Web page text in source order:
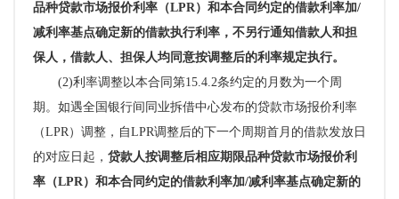
品种贷款市场报价利率（LPR）和本合同约定的借款利率加/
减利率基点确定新的借款执行利率，不另行通知借款人和担
保人，借款人、担保人均同意按调整后的利率规定执行。
(2)利率调整以本合同第15.4.2条约定的月数为一个周
期。如遇全国银行间同业拆借中心发布的贷款市场报价利率
（LPR） 调整，自LPR调整后的下一个周期首月的借款发放日
的对应日起， 贷款人按调整后相应期限品种贷款市场报价利
率（LPR）和本合同约定的借款利率加/减利率基点确定新的